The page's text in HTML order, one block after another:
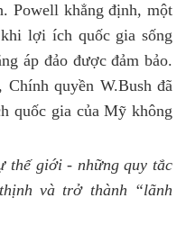
Powell khẳng định, một
lợi ích quốc gia sống
áp đảo được đảm bảo.
quyền W.Bush đã
quốc gia của Mỹ không
thế giới - những quy tắc
và trở thành “lãnh